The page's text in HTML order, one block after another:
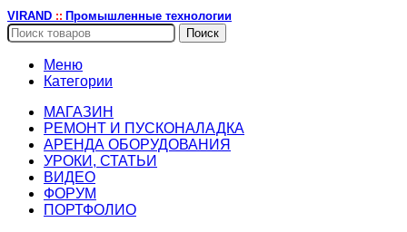
VIRAND :: Промышленные технологии
Поиск
Меню
Категории
МАГАЗИН
РЕМОНТ И ПУСКОНАЛАДКА
АРЕНДА ОБОРУДОВАНИЯ
УРОКИ, СТАТЬИ
ВИДЕО
ФОРУМ
ПОРТФОЛИО